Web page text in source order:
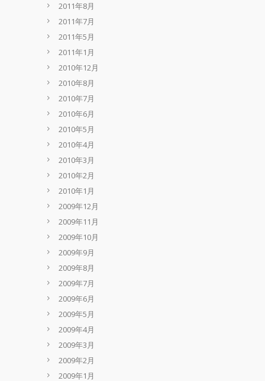
2011年8月
2011年7月
2011年5月
2011年1月
2010年12月
2010年8月
2010年7月
2010年6月
2010年5月
2010年4月
2010年3月
2010年2月
2010年1月
2009年12月
2009年11月
2009年10月
2009年9月
2009年8月
2009年7月
2009年6月
2009年5月
2009年4月
2009年3月
2009年2月
2009年1月